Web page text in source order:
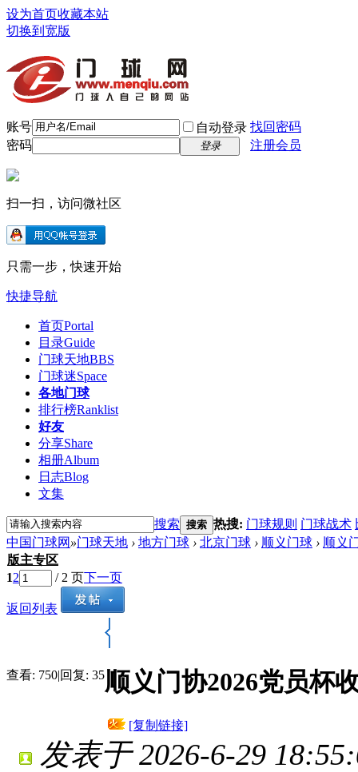
设为首页收藏本站
切换到宽版
账号 自动登录 找回密码
密码
登录 注册会员
扫一扫，访问微社区
只需一步，快速开始
快捷导航
首页Portal
目录Guide
门球天地BBS
门球迷Space
各地门球
排行榜Ranklist
好友
分享Share
相册Album
日志Blog
文集
搜索 搜索 热搜: 门球规则 门球战术
中国门球网 »门球天地 › 地方门球 › 北京门球 › 顺义门球 › 顺义
版主专区
12 / 2 页下一页
返回列表
查看: 750|回复: 35顺义门协2026党员杯
[复制链接]
发表于 2026-6-29